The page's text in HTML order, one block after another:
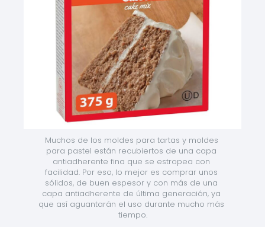
Muchos de los moldes para tartas y moldes
para pastel están recubiertos de una capa
antiadherente fina que se estropea con
facilidad. Por eso, lo mejor es comprar unos
sólidos, de buen espesor y con más de una
capa antiadherente de última generación, ya
que así aguantarán el uso durante mucho más
tiempo.